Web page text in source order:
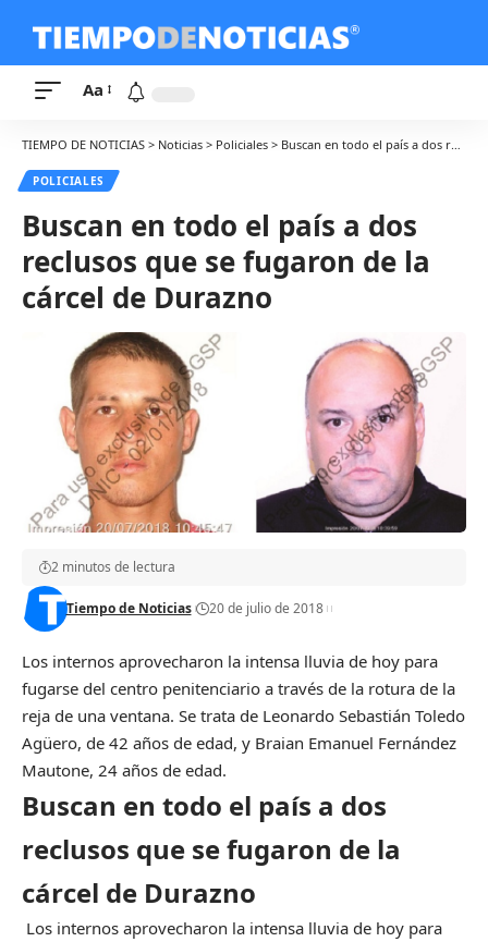
Aa
TIEMPO DE NOTICIAS > Noticias > Policiales > Buscan en todo el país a dos reclusos que se fugaron de la cárcel de Durazno
POLICIALES
Buscan en todo el país a dos
reclusos que se fugaron de la
cárcel de Durazno
Tiempo de Noticias 20 de julio de 2018
2 minutos de lectura
Los internos aprovecharon la intensa lluvia de hoy para
fugarse del centro penitenciario a través de la rotura de la
reja de una ventana. Se trata de Leonardo Sebastián Toledo
Agüero, de 42 años de edad, y Braian Emanuel Fernández
Mautone, 24 años de edad.
Buscan en todo el país a dos
reclusos que se fugaron de la
cárcel de Durazno
Los internos aprovecharon la intensa lluvia de hoy para